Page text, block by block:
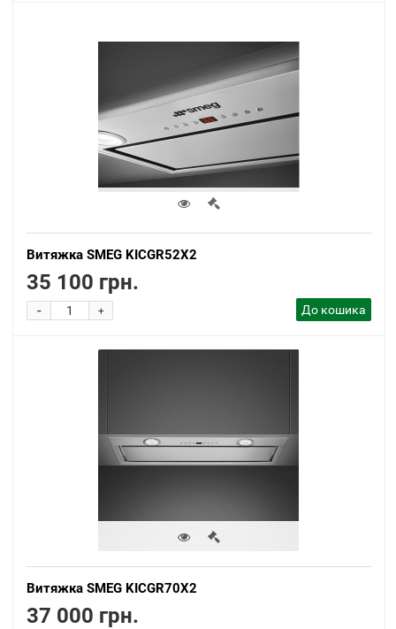
Витяжка SMEG KICGR52X2
35 100 грн.
+
- До кошика
Витяжка SMEG KICGR70X2
37 000 грн.